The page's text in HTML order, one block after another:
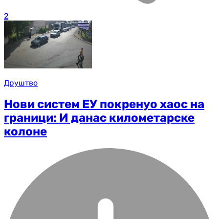
2
Друштво
Нови систем ЕУ покренуо хаос на
граници: И данас километарске
колоне